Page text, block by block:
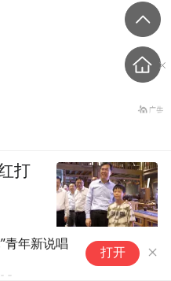
青年新说唱
打开
打